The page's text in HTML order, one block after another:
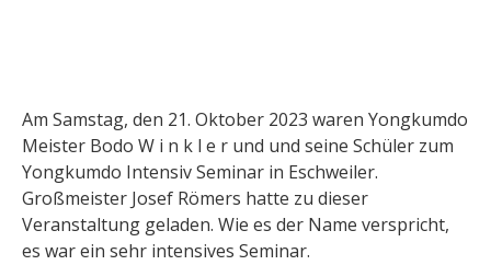
Am Samstag, den 21. Oktober 2023 waren Yongkumdo
Meister Bodo W i n k l e r und und seine Schüler zum
Yongkumdo Intensiv Seminar in Eschweiler.
Großmeister Josef Römers hatte zu dieser
Veranstaltung geladen. Wie es der Name verspricht,
es war ein sehr intensives Seminar.